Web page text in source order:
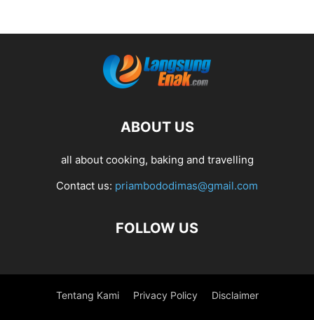
ABOUT US
all about cooking, baking and travelling
Contact us: priambododimas@gmail.com
FOLLOW US
Tentang Kami Privacy Policy Disclaimer